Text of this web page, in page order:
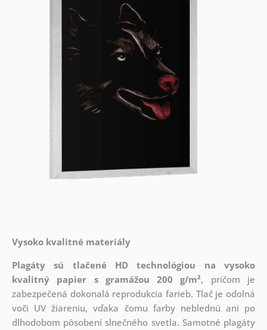
Vysoko kvalitné materiály
Plagáty sú tlačené HD technológiou na vysoko
kvalitný papier s gramážou 200 g/m², pričom je
zabezpečená dokonalá reprodukcia farieb. Tlač je odolná
voči UV žiareniu, vďaka čomu farby neblednú ani po
dlhodobom pôsobení slnečného svetla. Samotné plagáty